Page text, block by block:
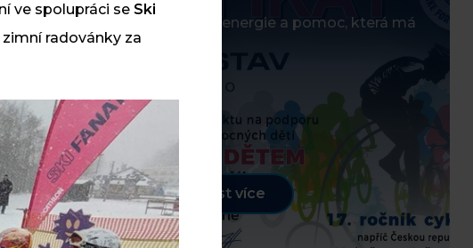
Sport, energie a pomoc, která má
Číst více
ve spolupráci se Ski
radovánky za